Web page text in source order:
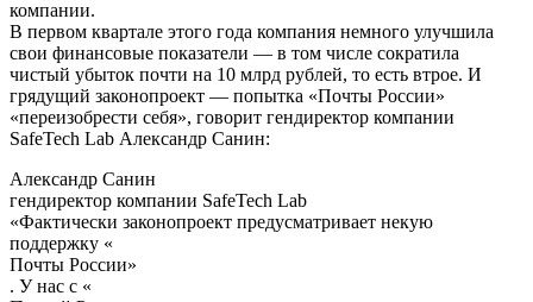
компании.
В первом квартале этого года компания немного улучшила
свои финансовые показатели — в том числе сократила
чистый убыток почти на 10 млрд рублей, то есть втрое. И
грядущий законопроект — попытка «Почты России»
«переизобрести себя», говорит гендиректор компании
SafeTech Lab Александр Санин:
Александр Санин
гендиректор компании SafeTech Lab
«Фактически законопроект предусматривает некую
поддержку «
Почты России»
. У нас с «